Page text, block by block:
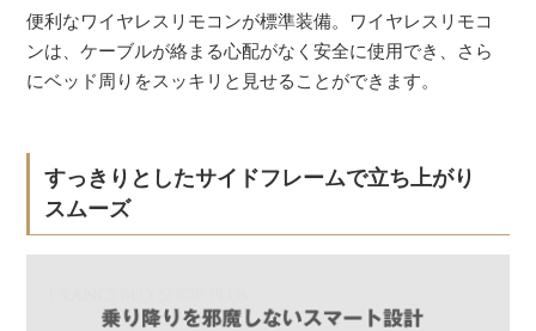
便利なワイヤレスリモコンが標準装備。ワイヤレスリモコ
ンは、ケーブルが絡まる心配がなく安全に使用でき、さら
にベッド周りをスッキリと見せることができます。
すっきりとしたサイドフレームで立ち上がり
スムーズ